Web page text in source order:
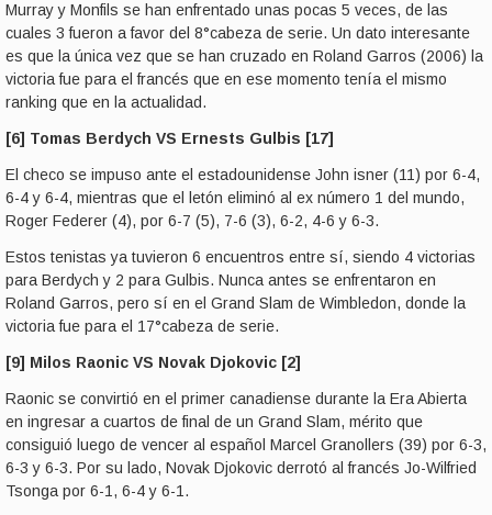
Murray y Monfils se han enfrentado unas pocas 5 veces, de las
cuales 3 fueron a favor del 8°cabeza de serie. Un dato interesante
es que la única vez que se han cruzado en Roland Garros (2006) la
victoria fue para el francés que en ese momento tenía el mismo
ranking que en la actualidad.
[6] Tomas Berdych VS Ernests Gulbis [17]
El checo se impuso ante el estadounidense John isner (11) por 6-4,
6-4 y 6-4, mientras que el letón eliminó al ex número 1 del mundo,
Roger Federer (4), por 6-7 (5), 7-6 (3), 6-2, 4-6 y 6-3.
Estos tenistas ya tuvieron 6 encuentros entre sí, siendo 4 victorias
para Berdych y 2 para Gulbis. Nunca antes se enfrentaron en
Roland Garros, pero sí en el Grand Slam de Wimbledon, donde la
victoria fue para el 17°cabeza de serie.
[9] Milos Raonic VS Novak Djokovic [2]
Raonic se convirtió en el primer canadiense durante la Era Abierta
en ingresar a cuartos de final de un Grand Slam, mérito que
consiguió luego de vencer al español Marcel Granollers (39) por 6-3,
6-3 y 6-3. Por su lado, Novak Djokovic derrotó al francés Jo-Wilfried
Tsonga por 6-1, 6-4 y 6-1.